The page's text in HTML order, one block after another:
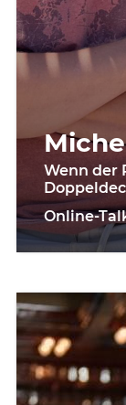
Wenn der
Online-